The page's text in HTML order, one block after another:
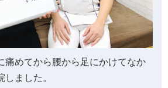
痛めてから腰から足にかけてなか
ました。